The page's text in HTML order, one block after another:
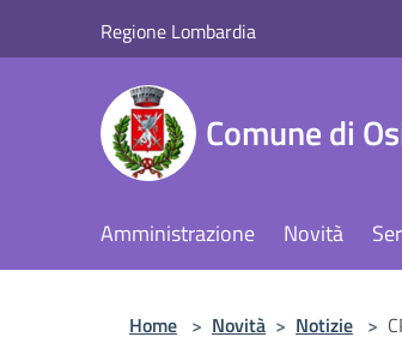
Regione Lombardia
Comune di
Amministrazione Novità
Home > Novità > Notizie >